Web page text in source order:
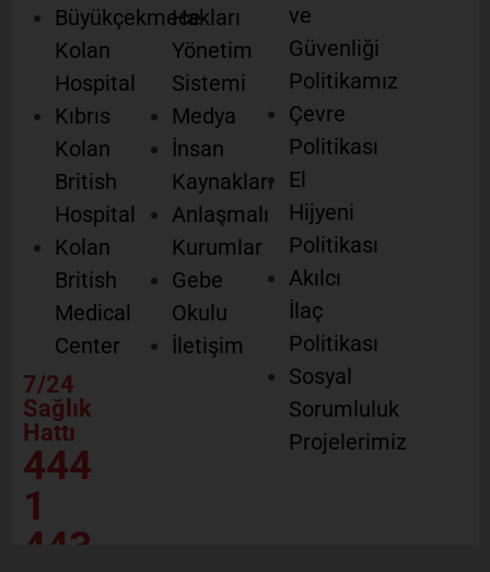
Büyükçekmece
Kolan
Hospital
Kıbrıs
Kolan
British
Hospital
Kolan
British
Medical
Center
7/24
Sağlık
Hattı
444
1
443
Hakları
Yönetim
Sistemi
Medya
İnsan
Kaynakları
Anlaşmalı
Kurumlar
Gebe
Okulu
İletişim
ve
Güvenliği
Politikamız
Çevre
Politikası
El
Hijyeni
Politikası
Akılcı
İlaç
Politikası
Sosyal
Sorumluluk
Projelerimiz